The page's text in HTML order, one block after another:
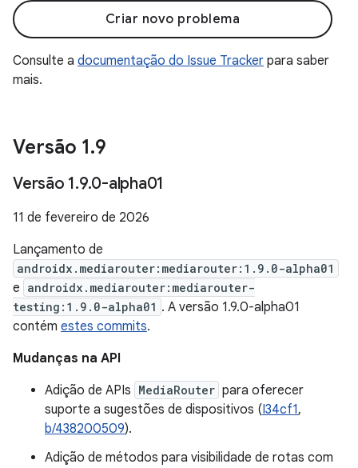
Criar novo problema
Consulte a documentação do Issue Tracker para saber
mais.
Versão 1.9
Versão 1.9.0-alpha01
11 de fevereiro de 2026
Lançamento de
androidx.mediarouter:mediarouter:1.9.0-alpha01
e androidx.mediarouter:mediarouter-
testing:1.9.0-alpha01 . A versão 1.9.0-alpha01
contém estes commits.
Mudanças na API
Adição de APIs MediaRouter para oferecer
suporte a sugestões de dispositivos (I34cf1,
b/438200509).
Adição de métodos para visibilidade de rotas com